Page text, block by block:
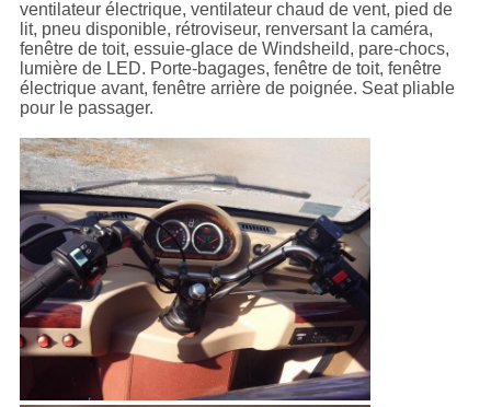
ventilateur électrique, ventilateur chaud de vent, pied de
lit, pneu disponible, rétroviseur, renversant la caméra,
fenêtre de toit, essuie-glace de Windsheild, pare-chocs,
lumière de LED. Porte-bagages, fenêtre de toit, fenêtre
électrique avant, fenêtre arrière de poignée. Seat pliable
pour le passager.